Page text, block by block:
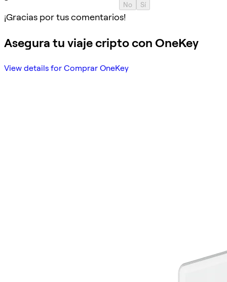
No Sí
¡Gracias por tus comentarios!
Asegura tu viaje cripto con OneKey
View details for Comprar OneKey